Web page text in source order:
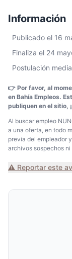
Información
Publicado el 16
Finaliza el 24
Postulación
👉 Por favor, al
en Bahía Empleos.
publiquen en el sitio,
Al buscar empleo
a una oferta, en todo
previa del empleador
archivos sospechos
⚠️ Reportar este